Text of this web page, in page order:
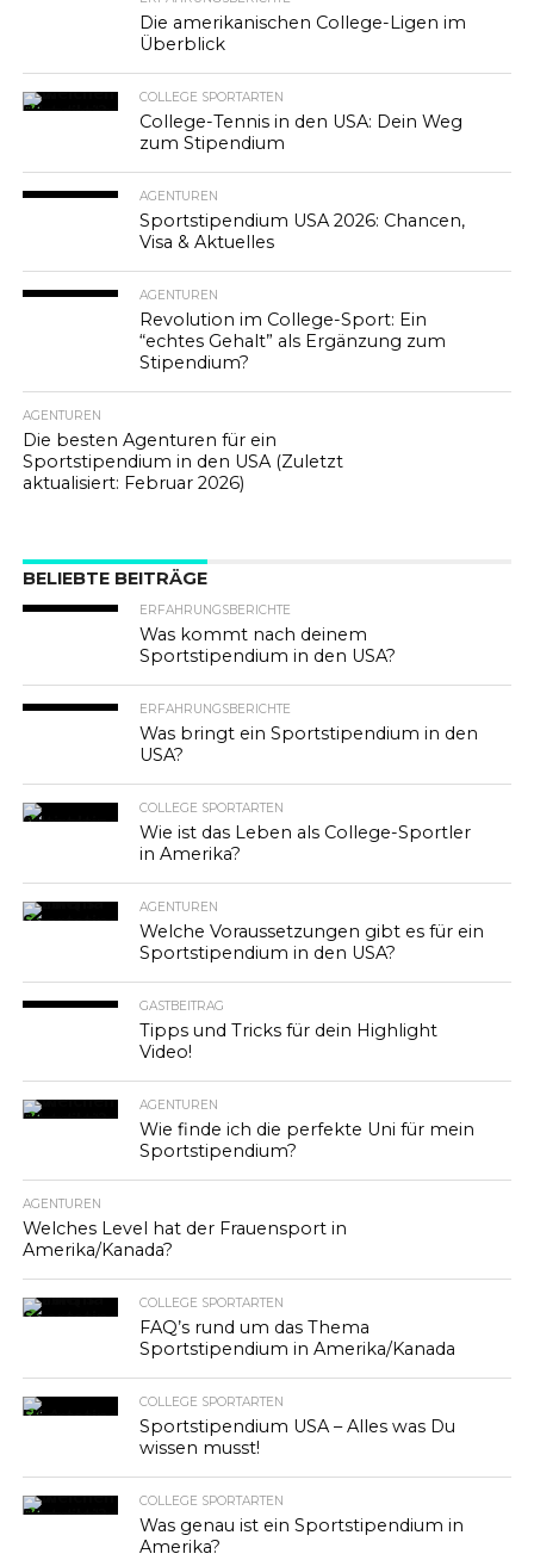
Die amerikanischen College-Ligen im
Überblick
COLLEGE SPORTARTEN
College-Tennis in den USA: Dein Weg
zum Stipendium
AGENTUREN
Sportstipendium USA 2026: Chancen,
Visa & Aktuelles
AGENTUREN
Revolution im College-Sport: Ein
“echtes Gehalt” als Ergänzung zum
Stipendium?
AGENTUREN
Die besten Agenturen für ein
Sportstipendium in den USA (Zuletzt
aktualisiert: Februar 2026)
BELIEBTE BEITRÄGE
ERFAHRUNGSBERICHTE
Was kommt nach deinem
Sportstipendium in den USA?
ERFAHRUNGSBERICHTE
Was bringt ein Sportstipendium in den
USA?
COLLEGE SPORTARTEN
Wie ist das Leben als College-Sportler
in Amerika?
AGENTUREN
Welche Voraussetzungen gibt es für ein
Sportstipendium in den USA?
GASTBEITRAG
Tipps und Tricks für dein Highlight
Video!
AGENTUREN
Wie finde ich die perfekte Uni für mein
Sportstipendium?
AGENTUREN
Welches Level hat der Frauensport in
Amerika/Kanada?
COLLEGE SPORTARTEN
FAQ’s rund um das Thema
Sportstipendium in Amerika/Kanada
COLLEGE SPORTARTEN
Sportstipendium USA – Alles was Du
wissen musst!
COLLEGE SPORTARTEN
Was genau ist ein Sportstipendium in
Amerika?